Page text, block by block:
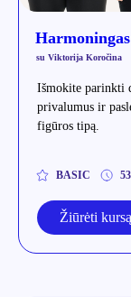
su Viktorija Koročina
Išmokite parinkti
privalumus ir
figūros tipą.
BASIC
Žiūrėti kursą